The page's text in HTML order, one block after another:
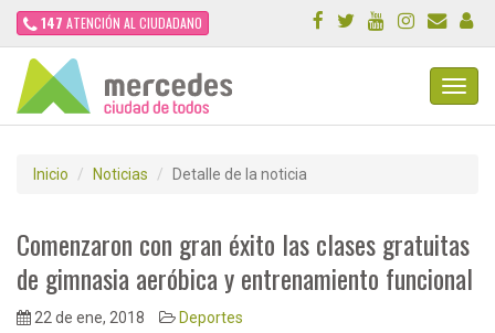
147 ATENCIÓN AL CIUDADANO
Inicio Noticias Detalle de la noticia
Comenzaron con gran éxito las clases gratuitas
de gimnasia aeróbica y entrenamiento funcional
22 de ene, 2018 Deportes